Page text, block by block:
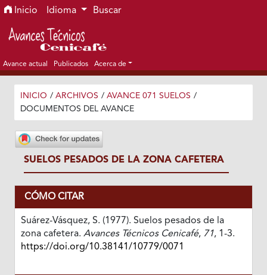
Ir al menú de navegación principal
Ir al contenido principal
Ir al pie de página del sitio
Inicio Idioma Buscar
Avance actual Publicados Acerca de
INICIO / ARCHIVOS / AVANCE 071 SUELOS /
DOCUMENTOS DEL AVANCE
SUELOS PESADOS DE LA ZONA CAFETERA
CÓMO CITAR
Suárez-Vásquez, S. (1977). Suelos pesados de la
zona cafetera. Avances Técnicos Cenicafé, 71, 1-3.
https://doi.org/10.38141/10779/0071